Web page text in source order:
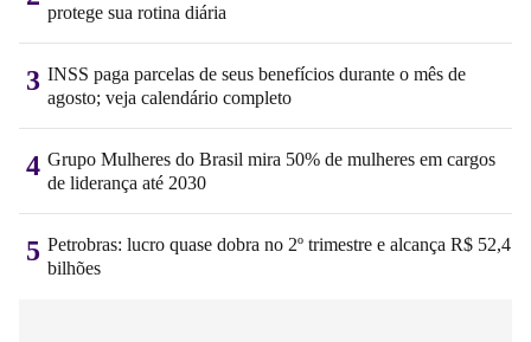
protege sua rotina diária
3 INSS paga parcelas de seus benefícios durante o mês de
agosto; veja calendário completo
4 Grupo Mulheres do Brasil mira 50% de mulheres em cargos
de liderança até 2030
5 Petrobras: lucro quase dobra no 2º trimestre e alcança R$ 52,4
bilhões